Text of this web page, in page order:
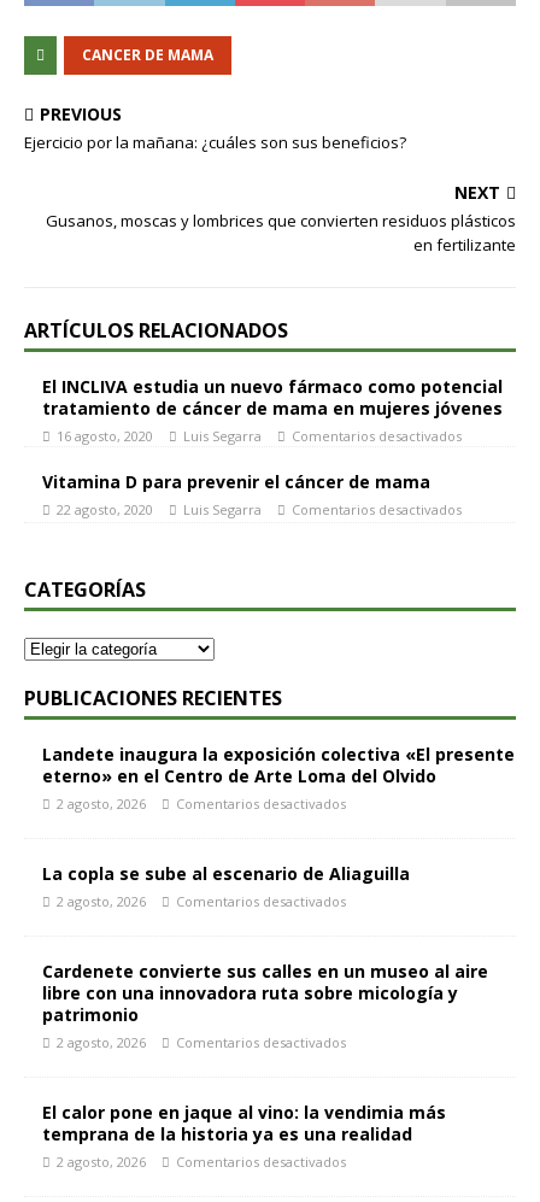
CANCER DE MAMA
PREVIOUS
Ejercicio por la mañana: ¿cuáles son sus beneficios?
NEXT
Gusanos, moscas y lombrices que convierten residuos plásticos
en fertilizante
ARTÍCULOS RELACIONADOS
El INCLIVA estudia un nuevo fármaco como potencial
tratamiento de cáncer de mama en mujeres jóvenes
16 agosto, 2020 Luis Segarra Comentarios desactivados
Vitamina D para prevenir el cáncer de mama
22 agosto, 2020 Luis Segarra Comentarios desactivados
CATEGORÍAS
PUBLICACIONES RECIENTES
Landete inaugura la exposición colectiva «El presente
eterno» en el Centro de Arte Loma del Olvido
2 agosto, 2026 Comentarios desactivados
La copla se sube al escenario de Aliaguilla
2 agosto, 2026 Comentarios desactivados
Cardenete convierte sus calles en un museo al aire
libre con una innovadora ruta sobre micología y
patrimonio
2 agosto, 2026 Comentarios desactivados
El calor pone en jaque al vino: la vendimia más
temprana de la historia ya es una realidad
2 agosto, 2026 Comentarios desactivados